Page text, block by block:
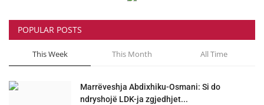
POPULAR POSTS
This Week This Month All Time
Marrëveshja Abdixhiku-Osmani: Si do
ndryshojë LDK-ja zgjedhjet...